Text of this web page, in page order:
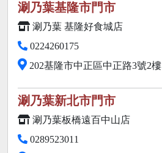
涮乃葉基隆市門市
涮乃葉 基隆好食城店
0224260175
202基隆市中正區中正路3號2樓
涮乃葉新北市門市
涮乃葉板橋遠百中山店
0289523011